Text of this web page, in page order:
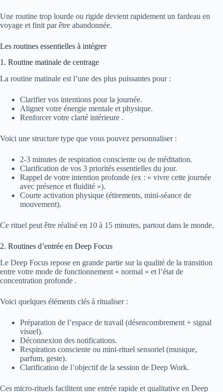
Une routine trop lourde ou rigide devient rapidement un fardeau en
voyage et finit par être abandonnée.
Les routines essentielles à intégrer
1. Routine matinale de centrage
La routine matinale est l’une des plus puissantes pour :
Clarifier vos intentions pour la journée.
Aligner votre énergie mentale et physique.
Renforcer votre clarté intérieure .
Voici une structure type que vous pouvez personnaliser :
2-3 minutes de respiration consciente ou de méditation.
Clarification de vos 3 priorités essentielles du jour.
Rappel de votre intention profonde (ex : « vivre cette journée
avec présence et fluidité »).
Courte activation physique (étirements, mini-séance de
mouvement).
Ce rituel peut être réalisé en 10 à 15 minutes, partout dans le monde.
2. Routines d’entrée en Deep Focus
Le Deep Focus repose en grande partie sur la qualité de la transition
entre votre mode de fonctionnement « normal » et l’état de
concentration profonde .
Voici quelques éléments clés à ritualiser :
Préparation de l’espace de travail (désencombrement + signal
visuel).
Déconnexion des notifications.
Respiration consciente ou mini-rituel sensoriel (musique,
parfum, geste).
Clarification de l’objectif de la session de Deep Work.
Ces micro-rituels facilitent une entrée rapide et qualitative en Deep